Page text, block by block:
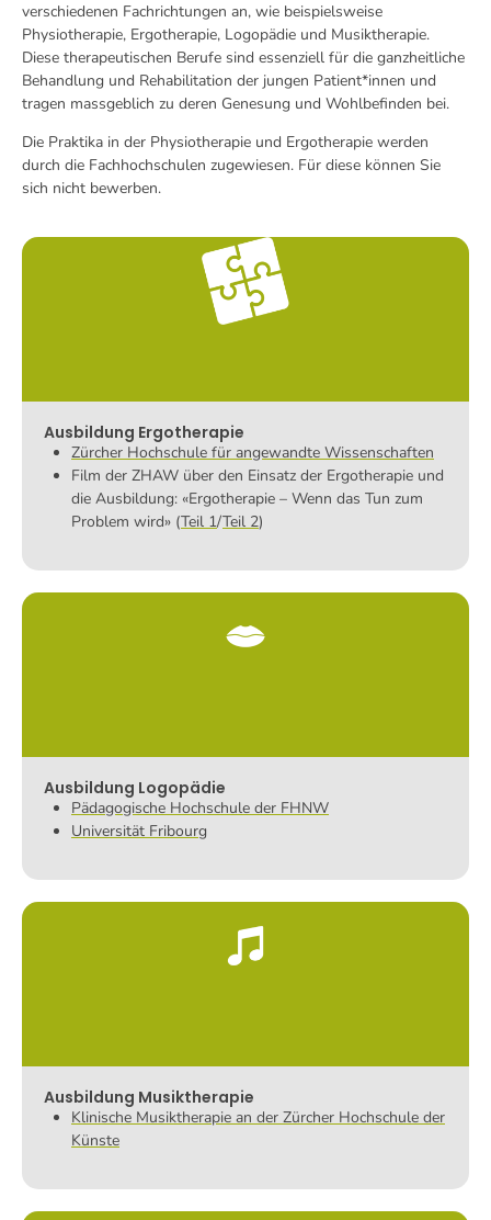
verschiedenen Fachrichtungen an, wie beispielsweise
Physiotherapie, Ergotherapie, Logopädie und Musiktherapie.
Diese therapeutischen Berufe sind essenziell für die ganzheitliche
Behandlung und Rehabilitation der jungen Patient*innen und
tragen massgeblich zu deren Genesung und Wohlbefinden bei.
Die Praktika in der Physiotherapie und Ergotherapie werden
durch die Fachhochschulen zugewiesen. Für diese können Sie
sich nicht bewerben.
Ausbildung Ergotherapie
Zürcher Hochschule für angewandte Wissenschaften
Film der ZHAW über den Einsatz der Ergotherapie und
die Ausbildung: «Ergotherapie – Wenn das Tun zum
Problem wird» (Teil 1/Teil 2)
Ausbildung Logopädie
Pädagogische Hochschule der FHNW
Universität Fribourg
Ausbildung Musiktherapie
Klinische Musiktherapie an der Zürcher Hochschule der
Künste